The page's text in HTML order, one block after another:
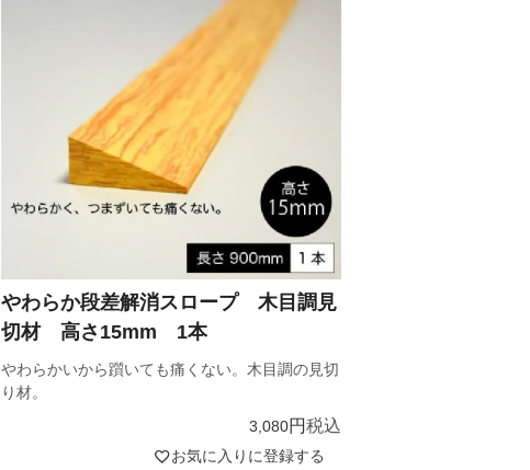
やわらかいから躓いても痛くない。木目調の見切
り材。
やわらか段差解消スロープ 木目調見
切材 高さ15mm 1本
3,080 税込
お気に入りに登録する